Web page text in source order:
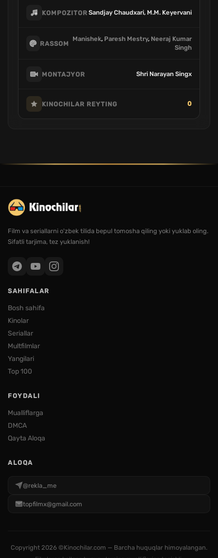
KOMPOZITOR Sandjay Chaudxari, M.M. Keyervani
RASSOM
Manishek, Paresh Mestry, Neeraj Kumar
Singh
MONTAJYOR Shri Narayan Singx
KINOCHILAR REYTING 0
Film va seriallarni o'zbek tilida bepul tomosha qiling yoki yuklab oling.
Sifatli tarjima, tez yuklanish!
SAHIFALAR
Bosh sahifa
Kinolar
Seriallar
Multfilmlar
Yangilari
Top 100
FOYDALI
Mualliflarga
DMCA
Qayta Aloqa
ALOQA
@rekla_me
topfilmx@gmail.com
Copyright 2026 ©Kinochilar.com — Barcha huquqlar himoyalangan.